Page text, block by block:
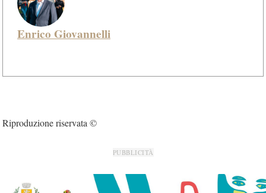
Enrico Giovannelli
Riproduzione riservata ©
PUBBLICITÀ